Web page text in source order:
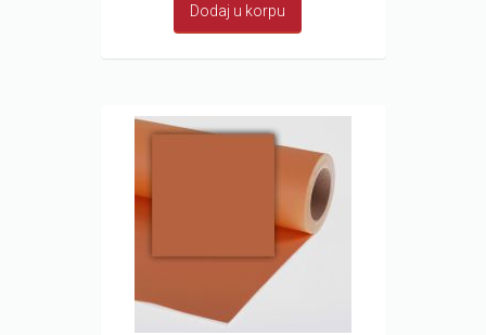
Dodaj u korpu